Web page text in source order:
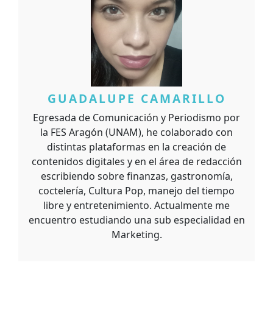
GUADALUPE CAMARILLO
Egresada de Comunicación y Periodismo por
la FES Aragón (UNAM), he colaborado con
distintas plataformas en la creación de
contenidos digitales y en el área de redacción
escribiendo sobre finanzas, gastronomía,
coctelería, Cultura Pop, manejo del tiempo
libre y entretenimiento. Actualmente me
encuentro estudiando una sub especialidad en
Marketing.